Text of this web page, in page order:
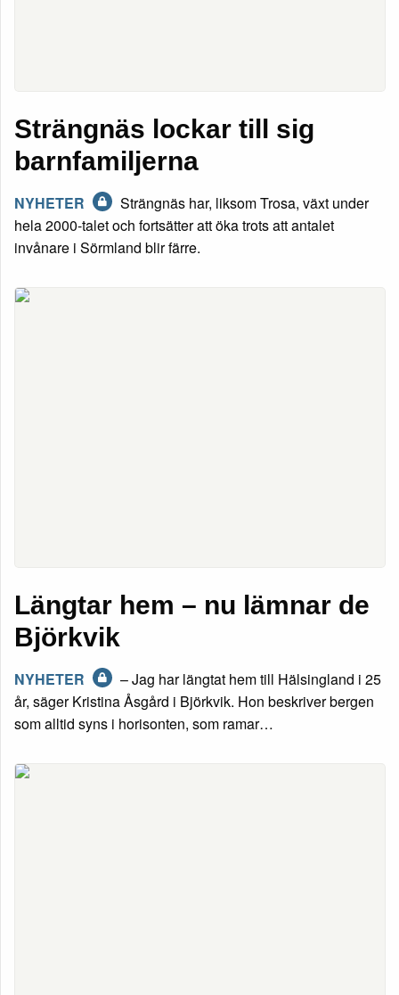
Strängnäs lockar till sig
barnfamiljerna
NYHETER
Strängnäs har, liksom Trosa, växt under
hela 2000-talet och fortsätter att öka trots att antalet
invånare i Sörmland blir färre.
Längtar hem – nu lämnar de
Björkvik
NYHETER
– Jag har längtat hem till Hälsingland i 25
år, säger Kristina Åsgård i Björkvik. Hon beskriver bergen
som alltid syns i horisonten, som ramar…